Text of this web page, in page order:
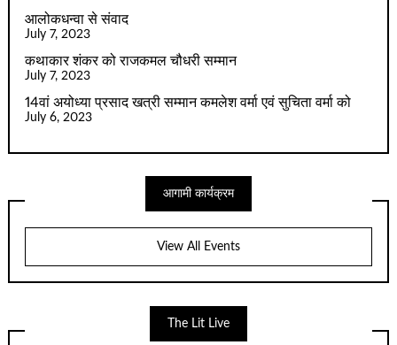
आलोकधन्वा से संवाद
July 7, 2023
कथाकार शंकर को राजकमल चौधरी सम्मान
July 7, 2023
14वां अयोध्या प्रसाद खत्री सम्मान कमलेश वर्मा एवं सुचिता वर्मा को
July 6, 2023
आगामी कार्यक्रम
View All Events
The Lit Live